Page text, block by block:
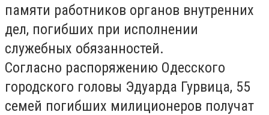
памяти работников органов внутренних
дел, погибших при исполнении
служебных обязанностей.
Согласно распоряжению Одесского
городского головы Эдуарда Гурвица, 55
семей погибших милиционеров получат